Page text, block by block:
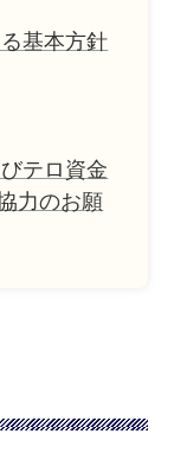
基本方針
テロ資金
力のお願